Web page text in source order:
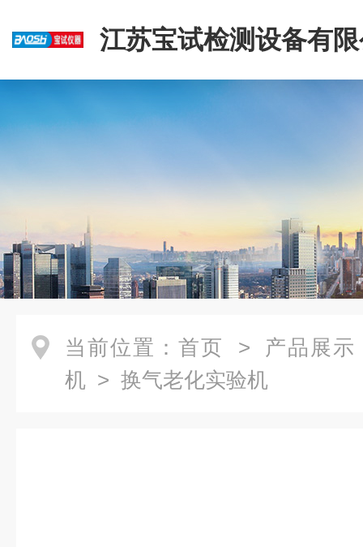
江苏宝试检测设备有
当前位置： 首页 > 产品展示
机 > 换气老化实验机